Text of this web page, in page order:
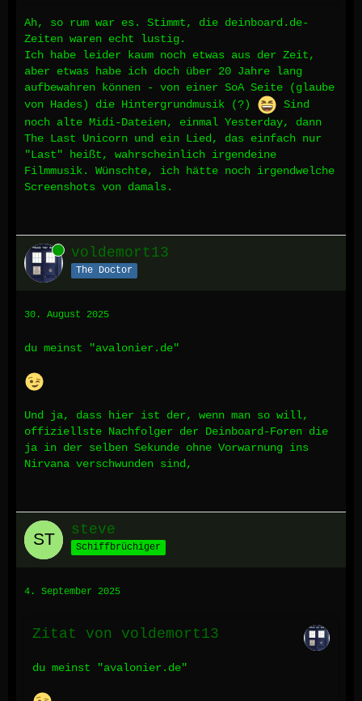
Support für SoA und das Elysianische Forum
das Hades betrieben hat mit dem Schwerpunkt
auf dem Rollenspiel. Beide waren damals bei
deinboard.de…
Ah, so rum war es. Stimmt, die deinboard.de-
Zeiten waren echt lustig.
Ich habe leider kaum noch etwas aus der Zeit,
aber etwas habe ich doch über 20 Jahre lang
aufbewahren können - von einer SoA Seite (glaube
von Hades) die Hintergrundmusik (?)
Sind
noch alte Midi-Dateien, einmal Yesterday, dann
The Last Unicorn und ein Lied, das einfach nur
"Last" heißt, wahrscheinlich irgendeine
Filmmusik. Wünschte, ich hätte noch irgendwelche
Screenshots von damals.
Online voldemort13
The Doctor
30. August 2025
du meinst "avalonier.de"
Und ja, dass hier ist der, wenn man so will,
offiziellste Nachfolger der Deinboard-Foren die
ja in der selben Sekunde ohne Vorwarnung ins
Nirvana verschwunden sind,
steve
Schiffbrüchiger
4. September 2025
Zitat von voldemort13
du meinst "avalonier.de"